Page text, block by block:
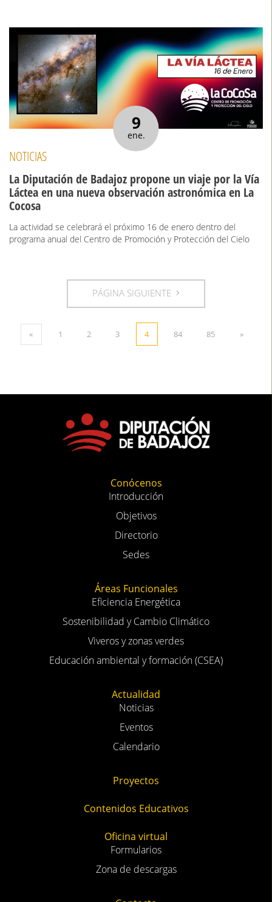
9
ene.
NOTICIAS
La Diputación de Badajoz propone un viaje por la Vía
Láctea en una nueva observación astronómica en La
Cocosa
La actividad se celebrará el próximo 16 de enero dentro del
programa anual del Centro de Promoción y Protección del Cielo
PÁGINA SIGUIENTE
« 1 2 3 4 84 85 »
Conócenos
Introducción
Objetivos
Directorio
Sedes
Áreas Funcionales
Eficiencia Energética
Sostenibilidad y Cambio Climático
Viveros y zonas verdes
Educación ambiental y formación (CSEA)
Actualidad
Noticias
Eventos
Calendario
Proyectos
Contenidos Educativos
Oficina virtual
Formularios
Zona de descargas